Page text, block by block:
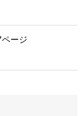
ージ